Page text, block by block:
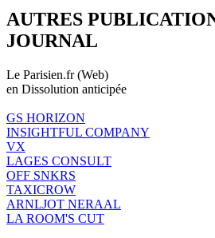
AUTRES
JOURNAL
Le Parisien.fr (Web)
en Dissolution anticipée
GS HORIZON
INSIGHTFUL COMPANY
VX
LAGES CONSULT
OFF SNKRS
TAXICROW
ARNLJOT NERAAL
LA ROOM'S CUT